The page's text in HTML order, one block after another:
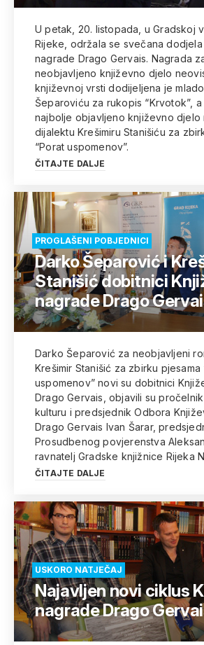
U petak, 20. listopada, u Gradskoj
Rijeke, održala se svečana
nagrade Drago Gervais. Nagrada
neobjavljeno književno djelo
književnoj vrsti dodijeljena je
Šeparoviću za rukopis “Krvotok”,
najbolje objavljeno književno djelo
dijalektu Krešimiru Stanišiću za
“Porat uspomenov”.
ČITAJTE DALJE
PROGLAŠENI POBJEDNICI
Darko Šeparović i
Stanišić dobitnici
nagrade Drago
Darko Šeparović za neobjavljeni
Krešimir Stanišić za zbirku pjesama
uspomenov” novi su dobitnici
Drago Gervais, objavili su
kulturu i predsjednik Odbora
Drago Gervais Ivan Šarar,
Prosudbenog povjerenstva
ravnatelj Gradske knjižnice Rijeka
ČITAJTE DALJE
USKORO NATJEČAJ
Najavljen novi ciklus
nagrade Drago